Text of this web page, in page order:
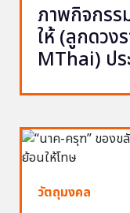
ภาพกิจกร
ให้ (ลูกดวง
MThai) ปร
วัตถุมงคล